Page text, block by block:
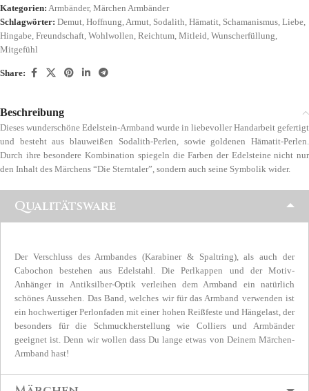
Kategorien: Armbänder, Märchen Armbänder
Schlagwörter: Demut Hoffnung Armut Sodalith Hämatit Schamanismus Liebe
Hingabe Freundschaft Wohlwollen Reichtum Mitleid Wunscherfüllung
Mitgefühl
Share:
Beschreibung
Dieses wunderschöne Edelstein-Armband wurde in liebevoller Handarbeit gefertigt
und besteht aus blauweißen Sodalith-Perlen, sowie goldenen Hämatit-Perlen.
Durch ihre besondere Kombination spiegeln die Farben der Edelsteine nicht nur
den Inhalt des Märchens “Die Sterntaler”, sondern auch seine Symbolik wider.
Qualitätsware
Der Verschluss des Armbandes (Karabiner & Spaltring), als auch der
Cabochon bestehen aus Edelstahl. Die Perlkappen und der Motiv-
Anhänger in Antiksilber-Optik verleihen dem Armband ein natürlich
schönes Aussehen. Das Band, welches wir für das Armband verwenden ist
ein hochwertiger Perlonfaden mit einer hohen Reißfeste und Hängelast, der
besonders für die Schmuckherstellung wie Colliers und Armbänder
geeignet ist. Denn wir wollen dass Du lange etwas von Deinem Märchen-
Armband hast!